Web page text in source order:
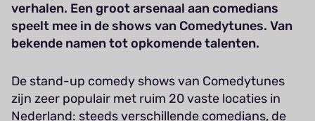
verhalen. Een groot arsenaal aan comedians
speelt mee in de shows van Comedytunes. Van
bekende namen tot opkomende talenten.
De stand-up comedy shows van Comedytunes
zijn zeer populair met ruim 20 vaste locaties in
Nederland: steeds verschillende comedians, de